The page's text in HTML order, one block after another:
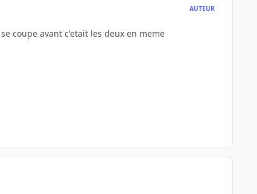
AUTEUR
coupe avant c'etait les deux en meme